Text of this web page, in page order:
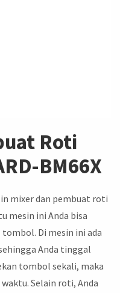
Roti
BM66X
mixer dan pembuat roti
mesin ini Anda bisa
Di mesin ini ada
Anda tinggal
tombol sekali, maka
Selain roti, Anda